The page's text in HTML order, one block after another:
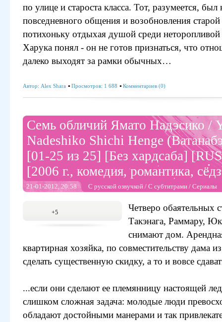
по улице и староста класса. Тот, разумеется, был
повседневного общения и возобновления
потихоньку отдыхая душой среди неторопливой
Харука понял - он не готов признаться, что
далеко выходят за рамки обычных…
Автор: Alex Shara Просмотров: 1 688 Комментариев (0)
Семь обличий Ямато Надэсико /
Nadeshiko Shichi Henge
[01-25 из 25] [Без хардсаба]
[2006 г., комедия, романтика,
21-01-2012, 20:58 С русской озвучкой / С субтитрами / Сериалы
+5
Четверо обаятельных
Такэнага, Раммару,
снимают дом.
квартирная хозяйка, по совместительству дама
сделать существенную скидку, а то и вовсе
...если они сделают ее племянницу настоящей
слишком сложная задача: молодые люди
обладают достойными манерами и так